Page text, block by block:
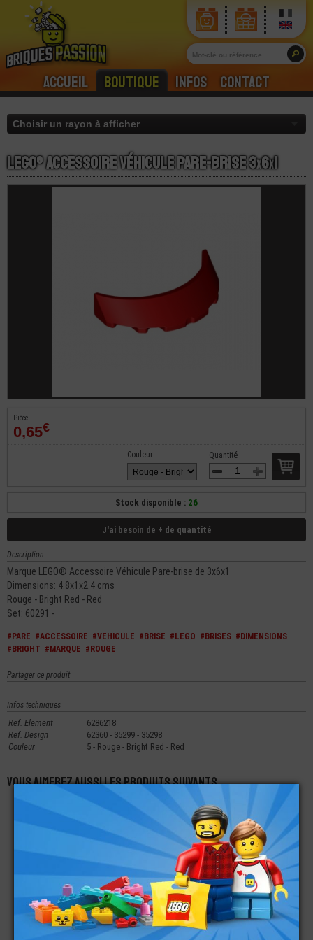
Accueil Boutique Infos Contact
LEGO® Accessoire Véhicule Pare-Brise 3x6x1
Pièce
0,65€
Quantité
Couleur
Stock disponible : 26
J'ai besoin de + de quantité
Description
Marque LEGO® Accessoire Véhicule Pare-brise de 3x6x1
Dimensions: 4.8x1x2.4 cms
Rouge - Bright Red - Red
Set: 60291 -
#PARE #ACCESSOIRE #VEHICULE #BRISE #LEGO #BRISES #DIMENSIONS
#BRIGHT #MARQUE #ROUGE
Partager ce produit
Infos techniques
Ref. Element
6286218
Ref. Design
62360 - 35299 - 35298
Couleur
5 - Rouge - Bright Red - Red
Vous aimerez aussi les produits suivants
LEGO® PARE-BRISE
COCKPIT 6X2X2 AVEC
UNE BARRE
0,52€
LEGO® ACCESSOIRE
ANIMAL GRIFFE -
DENT - VÉGÉTATION
0,19€
LEGO® ACCESSOIRE
MINI-FIGURINE
CANOE KAYAK
5,99
LEGO® ACCESSOIRE
LEGO® ACCESSOIRE
LEGO® CÔNE 1X1